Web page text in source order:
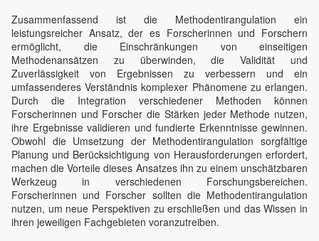
Zusammenfassend ist die Methodentirangulation ein
leistungsreicher Ansatz, der es Forscherinnen und Forschern
ermöglicht, die Einschränkungen von einseitigen
Methodenansätzen zu überwinden, die Validität und
Zuverlässigkeit von Ergebnissen zu verbessern und ein
umfassenderes Verständnis komplexer Phänomene zu erlangen.
Durch die Integration verschiedener Methoden können
Forscherinnen und Forscher die Stärken jeder Methode nutzen,
ihre Ergebnisse validieren und fundierte Erkenntnisse gewinnen.
Obwohl die Umsetzung der Methodentirangulation sorgfältige
Planung und Berücksichtigung von Herausforderungen erfordert,
machen die Vorteile dieses Ansatzes ihn zu einem unschätzbaren
Werkzeug in verschiedenen Forschungsbereichen.
Forscherinnen und Forscher sollten die Methodentirangulation
nutzen, um neue Perspektiven zu erschließen und das Wissen in
ihren jeweiligen Fachgebieten voranzutreiben.